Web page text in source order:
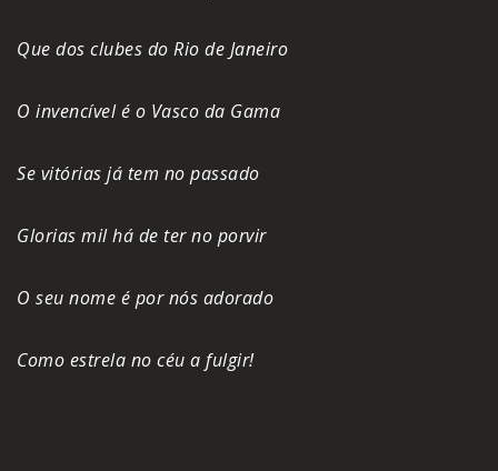
Que dos clubes do Rio de Janeiro
O invencível é o Vasco da Gama
Se vitórias já tem no passado
Glorias mil há de ter no porvir
O seu nome é por nós adorado
Como estrela no céu a fulgir!